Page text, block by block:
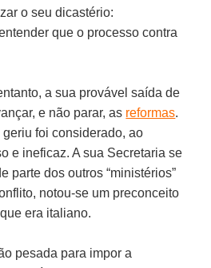
o seu dicastério:
que o processo contra
a sua provável saída de
e não parar, as reformas.
geriu foi considerado, ao
e ineficaz. A sua Secretaria se
parte dos outros “ministérios”
notou-se um preconceito
era italiano.
pesada para impor a